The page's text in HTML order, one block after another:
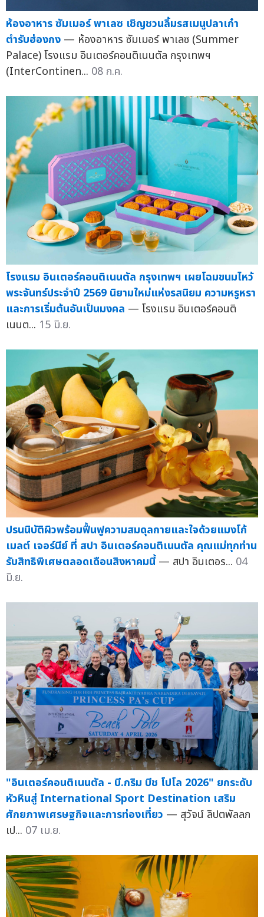
ห้องอาหาร ซัมเมอร์ พาเลซ เชิญชวนลิ้มรสเมนูปลาเก๋า
ตำรับฮ่องกง — ห้องอาหาร ซัมเมอร์ พาเลซ (Summer
Palace) โรงแรม อินเตอร์คอนติเนนตัล กรุงเทพฯ
(InterContinen... 08 ก.ค.
โรงแรม อินเตอร์คอนติเนนตัล กรุงเทพฯ เผยโฉมขนมไหว้
พระจันทร์ประจำปี 2569 นิยามใหม่แห่งรสนิยม ความหรูหรา
และการเริ่มต้นอันเป็นมงคล — โรงแรม อินเตอร์คอนติ
เนนต... 15 มิ.ย.
ปรนนิบัติผิวพร้อมฟื้นฟูความสมดุลกายและใจด้วยแมงโก้
เมลต์ เจอร์นีย์ ที่ สปา อินเตอร์คอนติเนนตัล คุณแม่ทุกท่าน
รับสิทธิพิเศษตลอดเดือนสิงหาคมนี้ — สปา อินเตอร... 04
มิ.ย.
"อินเตอร์คอนติเนนตัล - บี.กริม บีช โปโล 2026" ยกระดับ
หัวหินสู่ International Sport Destination เสริม
ศักยภาพเศรษฐกิจและการท่องเที่ยว — สุวัจน์ ลิปตพัลลภ
เป... 07 เม.ย.